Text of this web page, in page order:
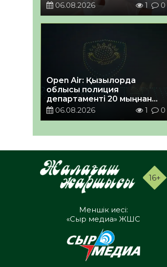
06.08.2026
1 0
Open Air: Қызылорда
облысы полиция
департаменті 20 мыңнан
астам көрерменнің
06.08.2026 1 0
16+
Меншік иесі:
«Сыр медиа» ЖШС